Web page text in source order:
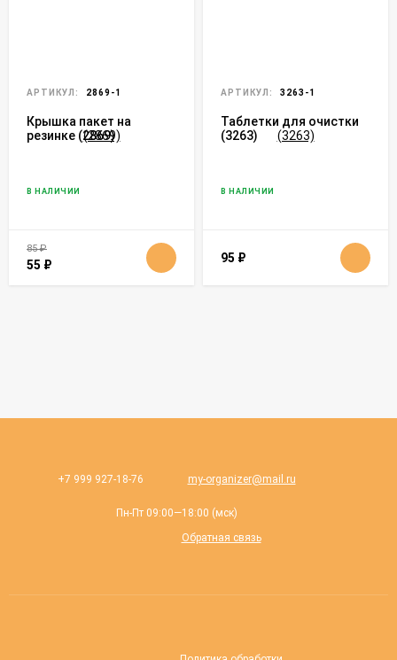
АРТИКУЛ: 2869-1
Крышка пакет на
резинке (2869)
В НАЛИЧИИ
85₽
55 ₽
АРТИКУЛ: 3263-1
Таблетки для очистки
(3263)
В НАЛИЧИИ
95 ₽
+7 999 927-18-76 my-organizer@mail.ru
Пн-Пт 09:00—18:00 (мск)
Обратная связь